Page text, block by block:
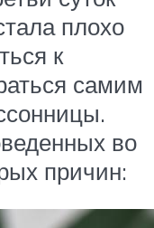
плохо
к
самим
во
причин: